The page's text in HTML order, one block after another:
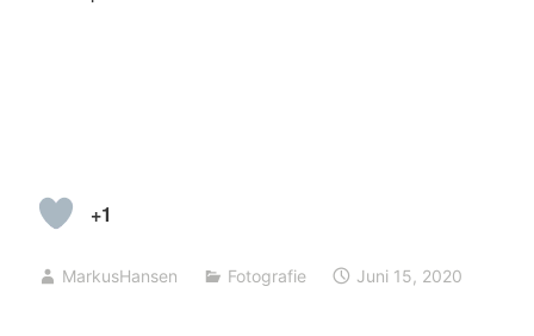
+1
MarkusHansen Fotografie Juni 15, 2020